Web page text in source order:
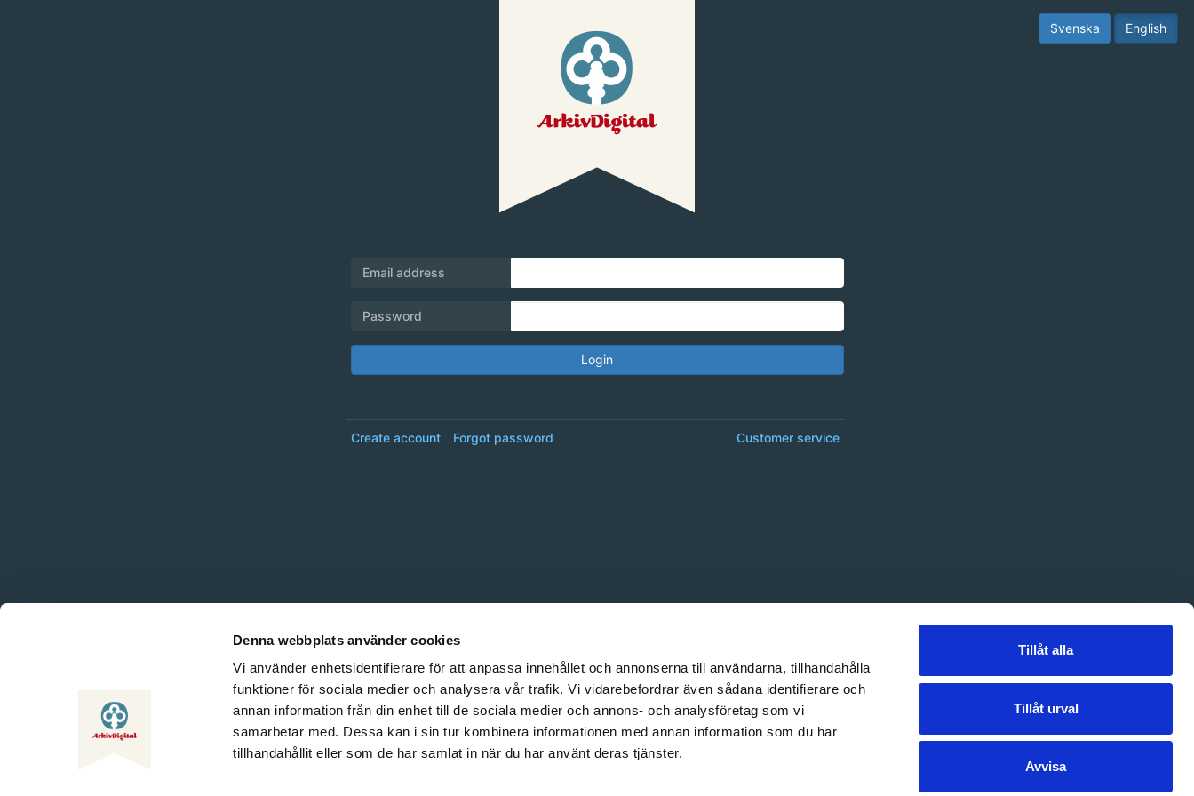
Denna webbplats använder cookies
Vi använder enhetsidentifierare för att anpassa innehållet och annonserna till användarna, tillhandahålla
funktioner för sociala medier och analysera vår trafik. Vi vidarebefordrar även sådana identifierare och
annan information från din enhet till de sociala medier och annons- och analysföretag som vi
samarbetar med. Dessa kan i sin tur kombinera informationen med annan information som du har
tillhandahållit eller som de har samlat in när du har använt deras tjänster.
Tillåt alla
Tillåt urval
Avvisa
English
Svenska
Email address
Password
Login
Customer service
Create account Forgot password